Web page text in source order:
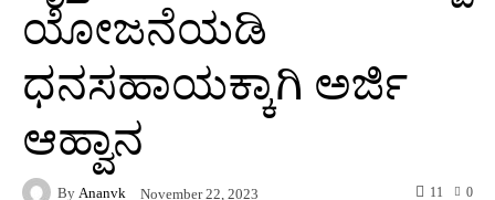
ಯೋಜನೆಯಡಿ
ಧನಸಹಾಯಕ್ಕಾಗಿ ಅರ್ಜಿ
ಆಹ್ವಾನ
By Ananvk November 22, 2023 0
11